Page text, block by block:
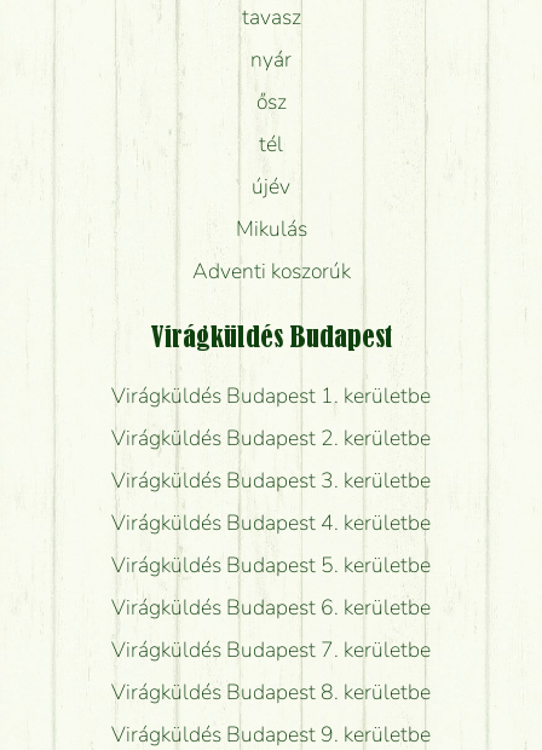
tavasz
nyár
ősz
tél
újév
Mikulás
Adventi koszorúk
Virágküldés Budapest
Virágküldés Budapest 1. kerületbe
Virágküldés Budapest 2. kerületbe
Virágküldés Budapest 3. kerületbe
Virágküldés Budapest 4. kerületbe
Virágküldés Budapest 5. kerületbe
Virágküldés Budapest 6. kerületbe
Virágküldés Budapest 7. kerületbe
Virágküldés Budapest 8. kerületbe
Virágküldés Budapest 9. kerületbe